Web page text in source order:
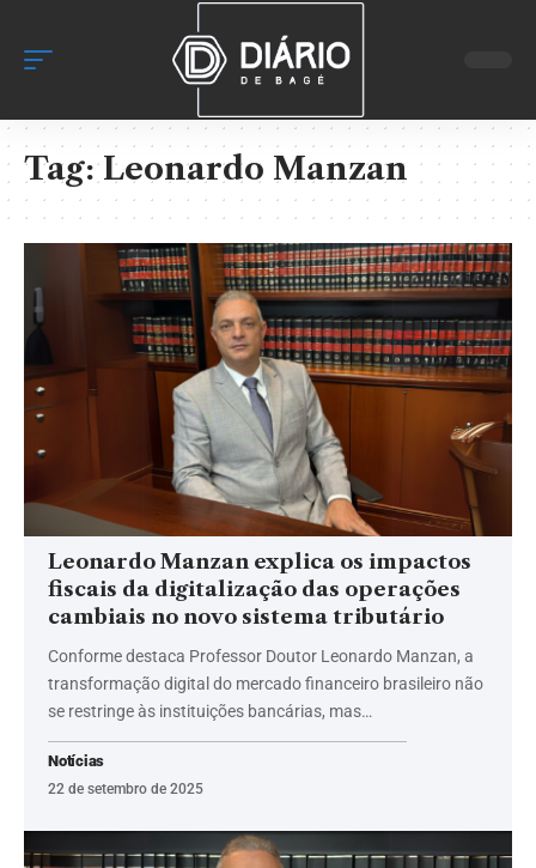
Tag:Leonardo Manzan
Leonardo Manzan explica os impactos
fiscais da digitalização das operações
cambiais no novo sistema tributário
Conforme destaca Professor Doutor Leonardo Manzan, a
transformação digital do mercado financeiro brasileiro não
se restringe às instituições bancárias, mas…
Notícias
22 de setembro de 2025